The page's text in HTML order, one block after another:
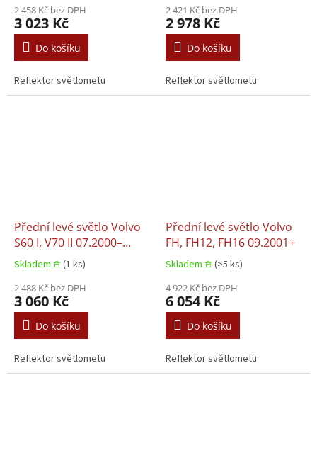
2 458 Kč bez DPH
3 023 Kč
Do košíku
Reflektor světlometu
2 421 Kč bez DPH
2 978 Kč
Do košíku
Reflektor světlometu
Přední levé světlo Volvo
S60 I, V70 II 07.2000–
06.2004
Skladem 𖠿 (1 ks)
2 488 Kč bez DPH
3 060 Kč
Do košíku
Reflektor světlometu
Přední levé světlo Volvo
FH, FH12, FH16 09.2001+
Skladem 𖠿 (>5 ks)
4 922 Kč bez DPH
6 054 Kč
Do košíku
Reflektor světlometu